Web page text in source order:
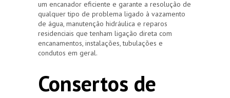
um encanador eficiente e garante a resolução de
qualquer tipo de problema ligado à vazamento
de água, manutenção hidráulica e reparos
residenciais que tenham ligação direta com
encanamentos, instalações, tubulações e
condutos em geral.
Consertos de